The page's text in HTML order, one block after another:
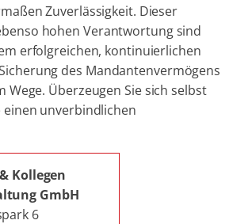
Zuverlässigkeit. Dieser
hohen Verantwortung sind
erfolgreichen, kontinuierlichen
des Mandantenvermögens
Überzeugen Sie sich selbst
einen unverbindlichen
Kollegen
GmbH
6